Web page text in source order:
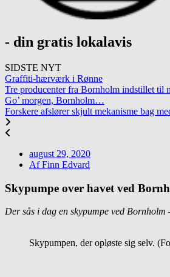
- din gratis lokalavis
SIDSTE NYT
Graffiti-hærværk i Rønne
Tre producenter fra Bornholm indstillet til
Go’ morgen, Bornholm…
Forskere afslører skjult mekanisme bag
august 29, 2020
AfFinn Edvard
Skypumpe over havet ved
Der sås i dag en skypumpe ved
Skypumpen, der opløste sig selv.